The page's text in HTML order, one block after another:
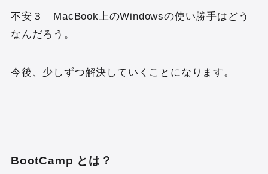
不安３ MacBook上のWindowsの使い勝手はどう
なんだろう。
今後、少しずつ解決していくことになります。
BootCamp とは？